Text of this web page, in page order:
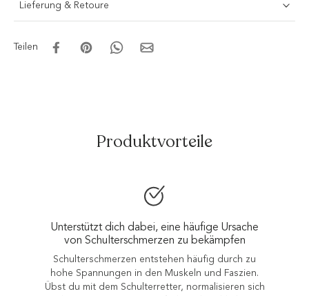
Lieferung & Retoure
Teilen
Produktvorteile
Unterstützt dich dabei, eine häufige Ursache
von Schulterschmerzen zu bekämpfen
Schulterschmerzen entstehen häufig durch zu
hohe Spannungen in den Muskeln und Faszien.
Übst du mit dem Schulterretter, normalisieren sich